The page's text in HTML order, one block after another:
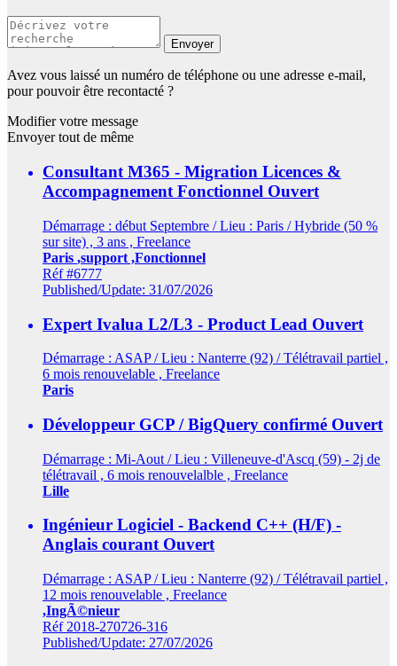
Envoyer
Avez vous laissé un numéro de téléphone ou une adresse e-mail,
pour pouvoir être recontacté ?
Modifier votre message
Envoyer tout de même
Consultant M365 - Migration Licences &
Accompagnement Fonctionnel Ouvert
Démarrage : début Septembre / Lieu : Paris / Hybride (50 %
sur site) , 3 ans , Freelance
Paris ,support ,Fonctionnel
Réf #6777
Published/Update: 31/07/2026
Expert Ivalua L2/L3 - Product Lead Ouvert
Démarrage : ASAP / Lieu : Nanterre (92) / Télétravail partiel ,
6 mois renouvelable , Freelance
Paris
Développeur GCP / BigQuery confirmé Ouvert
Démarrage : Mi-Aout / Lieu : Villeneuve-d'Ascq (59) - 2j de
télétravail , 6 mois renouvelalble , Freelance
Lille
Ingénieur Logiciel - Backend C++ (H/F) -
Anglais courant Ouvert
Démarrage : ASAP / Lieu : Nanterre (92) / Télétravail partiel ,
12 mois renouvelable , Freelance
,IngÃ©nieur
Réf 2018-270726-316
Published/Update: 27/07/2026